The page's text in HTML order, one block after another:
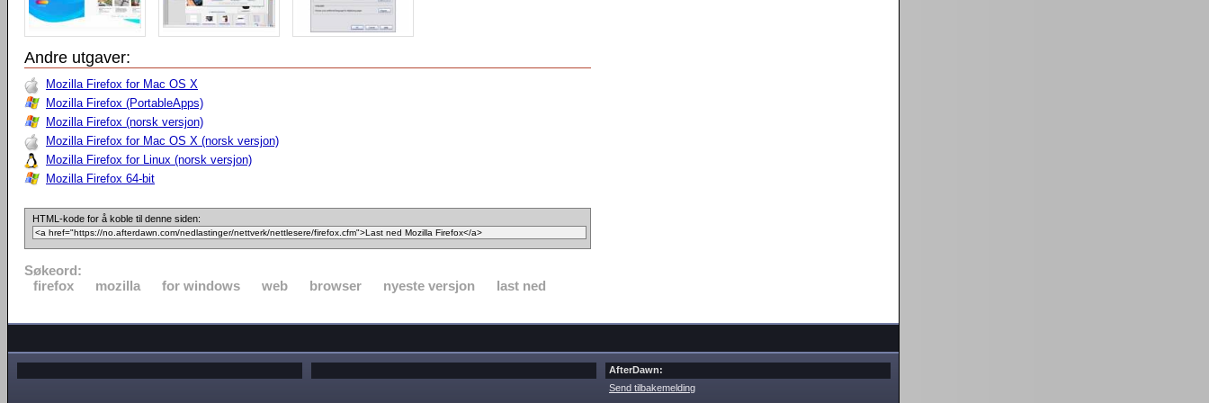
Andre utgaver:
Mozilla Firefox for Mac OS X
Mozilla Firefox (PortableApps)
Mozilla Firefox (norsk versjon)
Mozilla Firefox for Mac OS X (norsk versjon)
Mozilla Firefox for Linux (norsk versjon)
Mozilla Firefox 64-bit
HTML-kode for å koble til denne siden:
Søkeord:
firefox
mozilla for windows web browser nyeste versjon last ned
AfterDawn:
Send tilbakemelding